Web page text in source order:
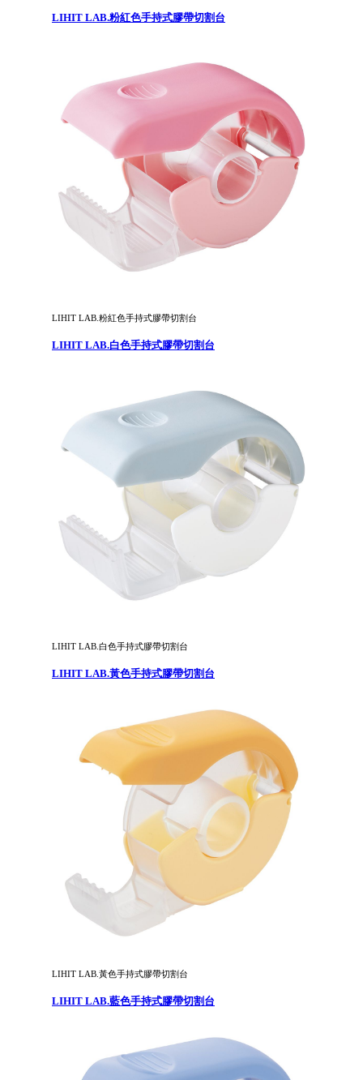
LIHIT LAB.粉紅色手持式膠帶切割台
LIHIT LAB.粉紅色手持式膠帶切割台
LIHIT LAB.白色手持式膠帶切割台
LIHIT LAB.白色手持式膠帶切割台
LIHIT LAB.黃色手持式膠帶切割台
LIHIT LAB.黃色手持式膠帶切割台
LIHIT LAB.藍色手持式膠帶切割台